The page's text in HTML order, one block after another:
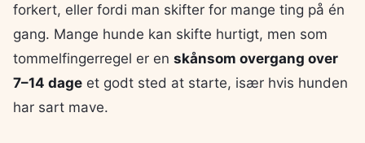
forkert, eller fordi man skifter for mange ting på én
gang. Mange hunde kan skifte hurtigt, men som
tommelfingerregel er en skånsom overgang over
7–14 dage et godt sted at starte, især hvis hunden
har sart mave.